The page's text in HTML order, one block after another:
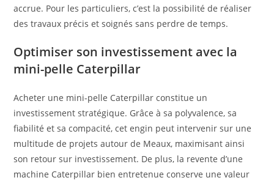
accrue. Pour les particuliers, c’est la possibilité de réaliser
des travaux précis et soignés sans perdre de temps.
Optimiser son investissement avec la
mini-pelle Caterpillar
Acheter une mini-pelle Caterpillar constitue un
investissement stratégique. Grâce à sa polyvalence, sa
fiabilité et sa compacité, cet engin peut intervenir sur une
multitude de projets autour de Meaux, maximisant ainsi
son retour sur investissement. De plus, la revente d’une
machine Caterpillar bien entretenue conserve une valeur